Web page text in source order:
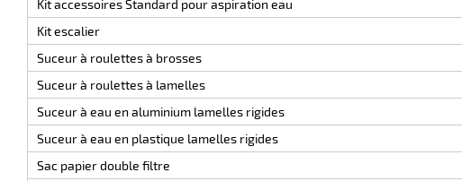
Kit accessoires Standard pour aspiration eau
Kit escalier
Suceur à roulettes à brosses
Suceur à roulettes à lamelles
Suceur à eau en aluminium lamelles rigides
Suceur à eau en plastique lamelles rigides
Sac papier double filtre